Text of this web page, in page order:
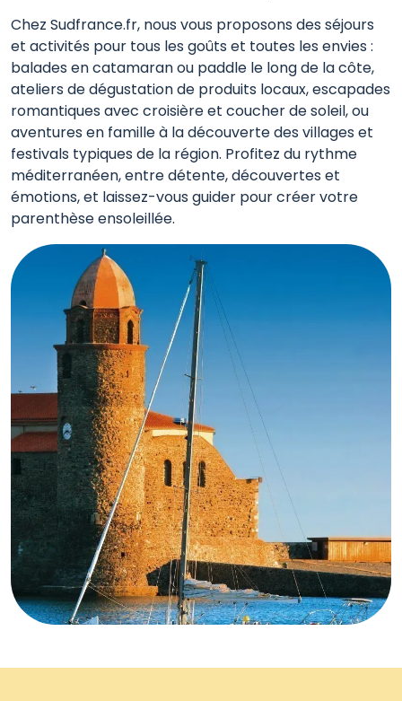
Chez Sudfrance.fr, nous vous proposons des séjours
et activités pour tous les goûts et toutes les envies :
balades en catamaran ou paddle le long de la côte,
ateliers de dégustation de produits locaux, escapades
romantiques avec croisière et coucher de soleil, ou
aventures en famille à la découverte des villages et
festivals typiques de la région. Profitez du rythme
méditerranéen, entre détente, découvertes et
émotions, et laissez-vous guider pour créer votre
parenthèse ensoleillée.